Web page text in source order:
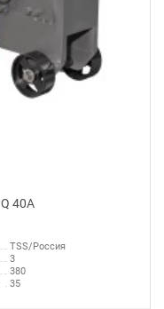
40А
TSS/Россия
3
380
35